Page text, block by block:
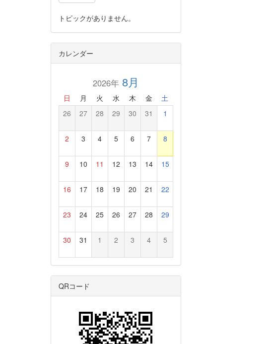
トピックがありません。
カレンダー
2026年8月
日 月 火 水 木 金 土
26 27 28 29 30 31 1
2 3 4 5 6 7 8
9 10 11 12 13 14 15
16 17 18 19 20 21 22
23 24 25 26 27 28 29
30 31 1 2 3 4 5
QRコード